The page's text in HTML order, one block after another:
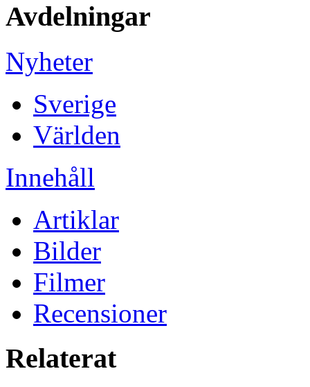
Avdelningar
Nyheter
Sverige
Världen
Innehåll
Artiklar
Bilder
Filmer
Recensioner
Relaterat